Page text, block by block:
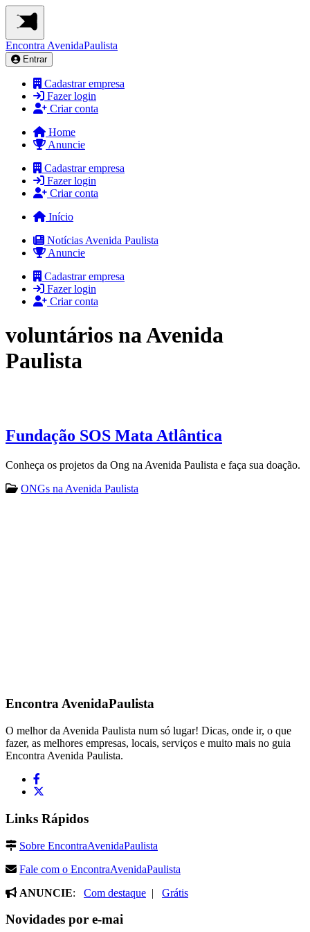
Encontra AvenidaPaulista
Entrar
Cadastrar empresa
Fazer login
Criar conta
Home
Anuncie
Cadastrar empresa
Fazer login
Criar conta
Início
Notícias Avenida Paulista
Anuncie
Cadastrar empresa
Fazer login
Criar conta
voluntários na Avenida
Paulista
Fundação SOS Mata Atlântica
Conheça os projetos da Ong na Avenida Paulista e faça sua doação.
ONGs na Avenida Paulista
EncontraAvenidaPaulista
O melhor da Avenida Paulista num só lugar! Dicas, onde ir, o que
fazer, as melhores empresas, locais, serviços e muito mais no guia
Encontra Avenida Paulista.
Links Rápidos
Sobre EncontraAvenidaPaulista
Fale com o EncontraAvenidaPaulista
ANUNCIE: Com destaque | Grátis
Novidades por e-mai